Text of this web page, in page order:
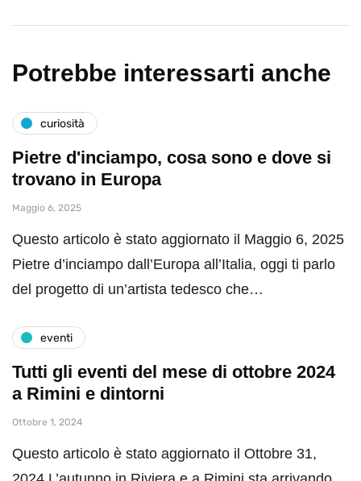
Potrebbe interessarti anche
curiosità
Pietre d'inciampo, cosa sono e dove si
trovano in Europa
Maggio 6, 2025
Questo articolo è stato aggiornato il Maggio 6, 2025
Pietre d’inciampo dall’Europa all’Italia, oggi ti parlo
del progetto di un’artista tedesco che…
eventi
Tutti gli eventi del mese di ottobre 2024
a Rimini e dintorni
Ottobre 1, 2024
Questo articolo è stato aggiornato il Ottobre 31,